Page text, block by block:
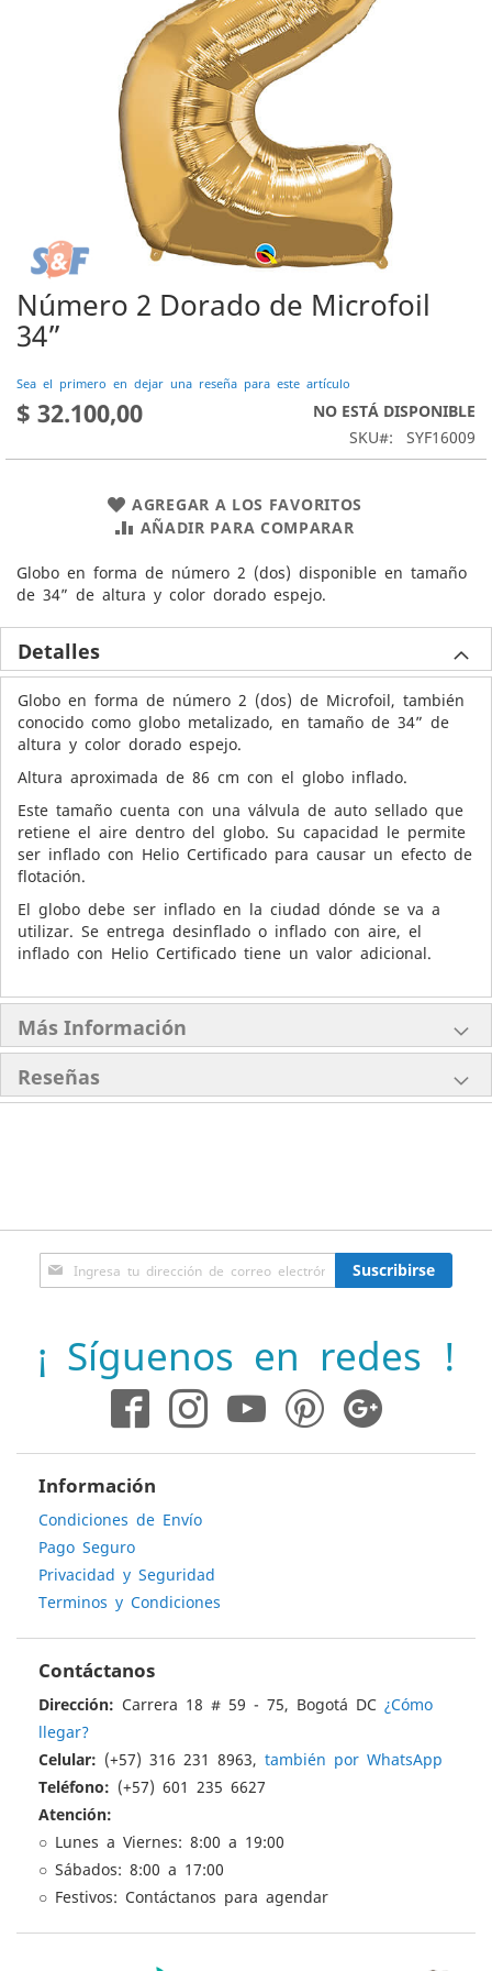
Número 2 Dorado de Microfoil
34”
Sea el primero en dejar una reseña para este artículo
$ 32.100,00 NO ESTÁ DISPONIBLE
SKU SYF16009
AGREGAR A LOS FAVORITOS
AÑADIR PARA COMPARAR
Globo en forma de número 2 (dos) disponible en tamaño
de 34” de altura y color dorado espejo.
Saltar
comienzo
la
galería
Detalles
Globo en forma de número 2 (dos) de Microfoil, también
conocido como globo metalizado, en tamaño de 34” de
altura y color dorado espejo.
Altura aproximada de 86 cm con el globo inflado.
Este tamaño cuenta con una válvula de auto sellado que
retiene el aire dentro del globo. Su capacidad le permite
ser inflado con Helio Certificado para causar un efecto de
flotación.
El globo debe ser inflado en la ciudad dónde se va a
utilizar. Se entrega desinflado o inflado con aire, el
inflado con Helio Certificado tiene un valor adicional.
Más Información
Reseñas
Inscríbase
a
de
noticias:
Suscribirse
¡ Síguenos en redes !
Información
Condiciones de Envío
Pago Seguro
Privacidad y Seguridad
Terminos y Condiciones
Contáctanos
Dirección: Carrera 18 # 59 - 75, Bogotá DC ¿Cómo
llegar?
Celular: (+57) 316 231 8963, también por WhatsApp
Teléfono: (+57) 601 235 6627
Atención:
○ Lunes a Viernes: 8:00 a 19:00
○ Sábados: 8:00 a 17:00
○ Festivos: Contáctanos para agendar